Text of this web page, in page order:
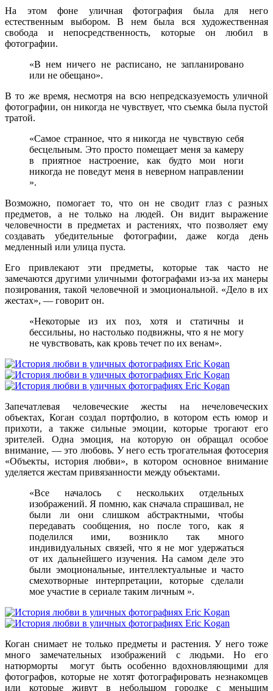
На этом фоне уличная фотография была для него
естественным выбором. В нем была вся художественная
свобода и непосредственность, которые он любил в
фотографии.
«В нем ничего не расписано, не запланировано
или не обещано».
В то же время, несмотря на всю непредсказуемость уличной
фотографии, он никогда не чувствует, что съемка была пустой
тратой.
«Самое странное, что я никогда не чувствую себя
бесцельным. Это просто помещает меня за камеру
в приятное настроение, как будто мои ноги
никогда не поведут меня в неверном направлении
».
Возможно, помогает то, что он не сводит глаз с разных
предметов, а не только на людей. Он видит выражение
человечности в предметах и ​​растениях, что позволяет ему
создавать убедительные фотографии, даже когда день
медленный или улица пуста.
Его привлекают эти предметы, которые так часто не
замечаются другими уличными фотографами из-за их манеры
позирования, такой человечной и эмоциональной. «Дело в их
жестах», — говорит он.
«Некоторые из их поз, хотя и статичны и
бессильны, но настолько подвижны, что я не могу
не чувствовать, как кровь течет по их венам».
Запечатлевая человеческие жесты на нечеловеческих
объектах, Коган создал портфолио, в котором есть юмор и
прихоти, а также сильные эмоции, которые трогают его
зрителей. Одна эмоция, на которую он обращал особое
внимание, — это любовь. У него есть трогательная фотосерия
«Объекты, история любви», в котором основное внимание
уделяется жестам привязанности между объектами.
«Все началось с нескольких отдельных
изображений. Я помню, как сначала спрашивал, не
были ли они слишком абстрактными, чтобы
передавать сообщения, но после того, как я
поделился ими, возникло так много
индивидуальных связей, что я не мог удержаться
от их дальнейшего изучения. На самом деле это
были эмоциональные, интеллектуальные и часто
смехотворные интерпретации, которые сделали
мое участие в сериале таким личным ».
Коган снимает не только предметы и растения. У него тоже
много замечательных изображений с людьми. Но его
натюрморты могут быть особенно вдохновляющими для
фотографов, которые не хотят фотографировать незнакомцев
или которые живут в небольшом городке с меньшим